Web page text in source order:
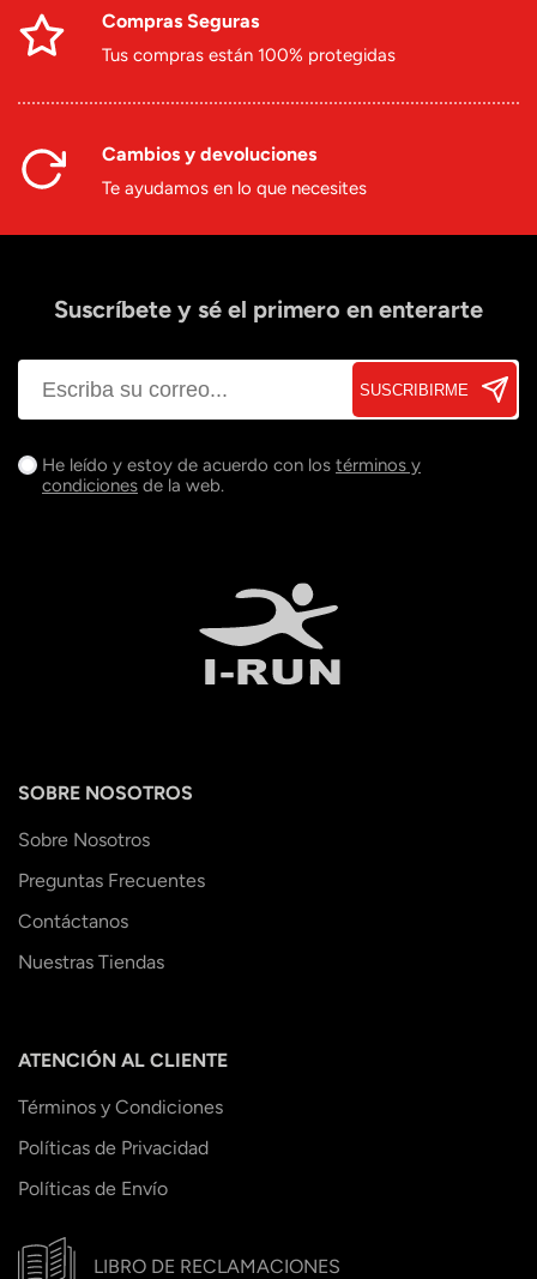
Compras Seguras
Tus compras están 100% protegidas
Cambios y devoluciones
Te ayudamos en lo que necesites
Suscríbete y sé el primero en enterarte
SUSCRIBIRME
He leído y estoy de acuerdo con los términos y
condiciones de la web.
SOBRE NOSOTROS
Sobre Nosotros
Preguntas Frecuentes
Contáctanos
Nuestras Tiendas
ATENCIÓN AL CLIENTE
Términos y Condiciones
Políticas de Privacidad
Políticas de Envío
LIBRO DE RECLAMACIONES